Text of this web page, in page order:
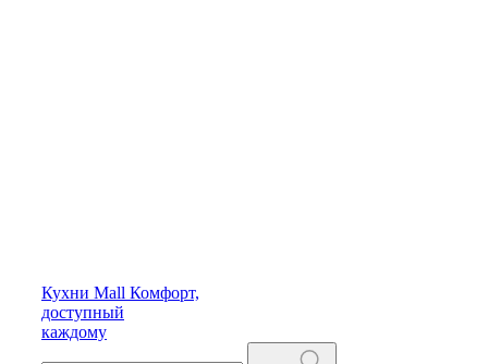
Кухни Mall Комфорт,
доступный
каждому